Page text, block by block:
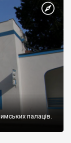
палаців.